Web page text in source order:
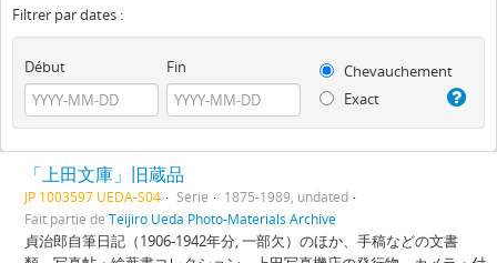
Filtrer par dates :
Début Fin
Chevauchement
Exact
「上田文庫」旧蔵品
JP 1003597 UEDA-S04 Série
1875-1989, undated
Fait partie de Teijiro Ueda Photo-Materials Archive
貞治郎自筆日記（1906-1942年分, 一部欠）のほか、手稿などの文書